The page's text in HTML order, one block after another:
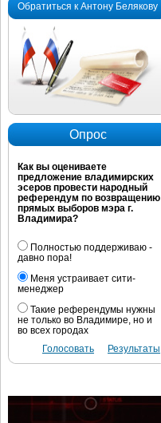
Обратиться к Антону Белякову
Опрос
Как вы оцениваете
предложение владимирских
эсеров провести народный
референдум по возвращению
прямых выборов мэра г.
Владимира?
Полностью поддерживаю -
давно пора!
Меня устраивает сити-
менеджер
Такие референдумы нужны
не только во Владимире, но и
во всех городах
Результаты
Голосовать